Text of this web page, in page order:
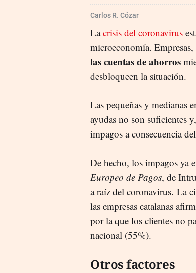
Carlos R. Cózar
Lacrisis del coronavirus
microeconomía.
las cuentas de ahorros
desbloqueen la situación.
Las pequeñas y medianas
ayudas no son suficientes
impagos a consecuencia
De hecho, los impagos ya
Europeo de Pagos, de
a raíz del coronavirus. La
las empresas catalanas
por la que los clientes no
nacional (55%).
Otros factores